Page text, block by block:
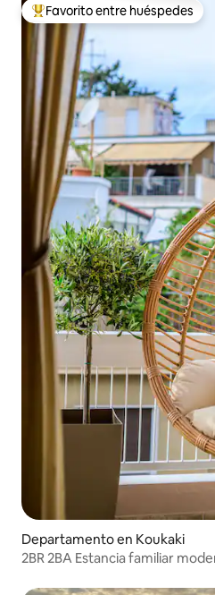
De los mejores en Favorito
Favorito entre huéspedes
Departamento en Koukaki
2BR 2BA Estancia familiar